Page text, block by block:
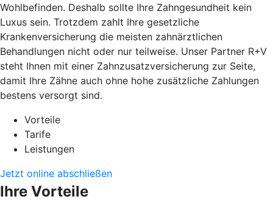
Wohlbefinden. Deshalb sollte Ihre Zahngesundheit kein
Luxus sein. Trotzdem zahlt Ihre gesetzliche
Krankenversicherung die meisten zahnärztlichen
Behandlungen nicht oder nur teilweise. Unser Partner R+V
steht Ihnen mit einer Zahnzusatzversicherung zur Seite,
damit Ihre Zähne auch ohne hohe zusätzliche Zahlungen
bestens versorgt sind.
Vorteile
Tarife
Leistungen
Jetzt online abschließen
Ihre Vorteile